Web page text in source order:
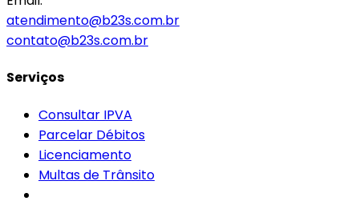
atendimento@b23s.com.br
contato@b23s.com.br
Serviços
Consultar IPVA
Parcelar Débitos
Licenciamento
Multas de Trânsito